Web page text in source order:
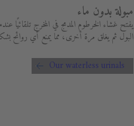
مبولة بدون ماء
يفتح غشاء الخرطوم المدمج في المخرج تلقائيًا
البول ثم يغلق مرة أخرى، مما يمنع أي روائح
Our waterless urinals